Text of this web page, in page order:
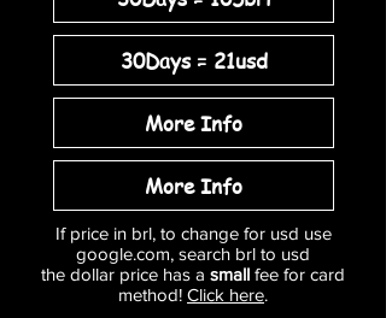
30Days = 21usd
More Info
More Info
If price in brl, to change for usd use
google.com, search brl to usd
the dollar price has a small fee for card
method! Click here.